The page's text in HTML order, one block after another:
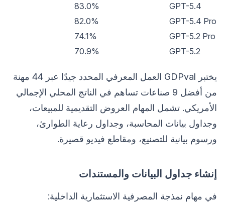
GPT-5.4
83.0%
GPT-5.4 Pro
82.0%
GPT-5.2 Pro
74.1%
GPT-5.2
70.9%
يختبر GDPval العمل المعرفي المحدد جيدًا عبر 44 مهنة
من أفضل 9 صناعات تساهم في الناتج المحلي الإجمالي
الأمريكي. تشمل المهام العروض التقديمية للمبيعات،
وجداول بيانات المحاسبة، وجداول رعاية الطوارئ،
ورسوم بيانية للتصنيع، ومقاطع فيديو قصيرة.
إنشاء جداول البيانات والمستندات
في مهام نمذجة المصرفية الاستثمارية الداخلية: